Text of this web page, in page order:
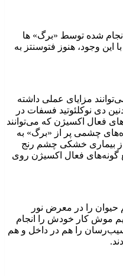
شده توسط «برگ» ‌ها
وجود، هنوز فتوسنتز به
مزایای عملی داشته
دی نوکلئوتید فسفات در
فعال اکسیژن که می‌توانند
چشمی پر از «برگ» به
بیماری خشکی چشم رنج
گونه‌های فعال اکسیژن روی
حیوان را در معرض نور
موش کار خودش را انجام
را هم در داخل و هم